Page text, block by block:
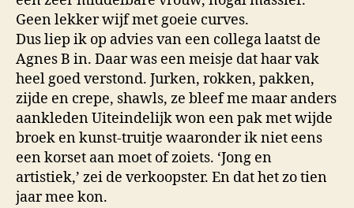
Geen lekker wijf met goeie curves.
Dus liep ik op advies van een collega laatst de
Agnes B in. Daar was een meisje dat haar vak
heel goed verstond. Jurken, rokken, pakken,
zijde en crepe, shawls, ze bleef me maar anders
aankleden Uiteindelijk won een pak met wijde
broek en kunst-truitje waaronder ik niet eens
een korset aan moet of zoiets. ‘Jong en
artistiek,’ zei de verkoopster. En dat het zo tien
jaar mee kon.